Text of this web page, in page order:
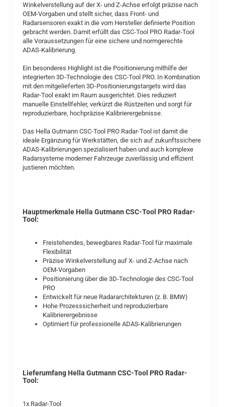
Winkelverstellung auf der X- und Z-Achse erfolgt präzise nach
OEM-Vorgaben und stellt sicher, dass Front- und
Radarsensoren exakt in die vom Hersteller definierte Position
gebracht werden. Damit erfüllt das CSC-Tool PRO Radar-Tool
alle Voraussetzungen für eine sichere und normgerechte
ADAS-Kalibrierung.
Ein besonderes Highlight ist die Positionierung mithilfe der
integrierten 3D-Technologie des CSC-Tool PRO. In Kombination
mit den mitgelieferten 3D-Positionierungstargets wird das
Radar-Tool exakt im Raum ausgerichtet. Dies reduziert
manuelle Einstellfehler, verkürzt die Rüstzeiten und sorgt für
reproduzierbare, hochpräzise Kalibrierergebnisse.
Das Hella Gutmann CSC-Tool PRO Radar-Tool ist damit die
ideale Ergänzung für Werkstätten, die sich auf zukunftssichere
ADAS-Kalibrierungen spezialisiert haben und auch komplexe
Radarsysteme moderner Fahrzeuge zuverlässig und effizient
justieren möchten.
Hauptmerkmale Hella Gutmann CSC-Tool PRO Radar-
Tool:
Freistehendes, bewegbares Radar-Tool für maximale
Flexibilität
Präzise Winkelverstellung auf X- und Z-Achse nach
OEM-Vorgaben
Positionierung über die 3D-Technologie des CSC-Tool
PRO
Entwickelt für neue Radararchitekturen (z. B. BMW)
Hohe Prozesssicherheit und reproduzierbare
Kalibrierergebnisse
Optimiert für professionelle ADAS-Kalibrierungen
Lieferumfang Hella Gutmann CSC-Tool PRO Radar-
Tool:
1x Radar-Tool